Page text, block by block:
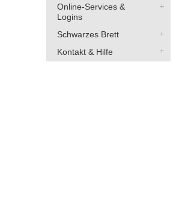
Online-Services &
Logins
Schwarzes Brett
Kontakt & Hilfe